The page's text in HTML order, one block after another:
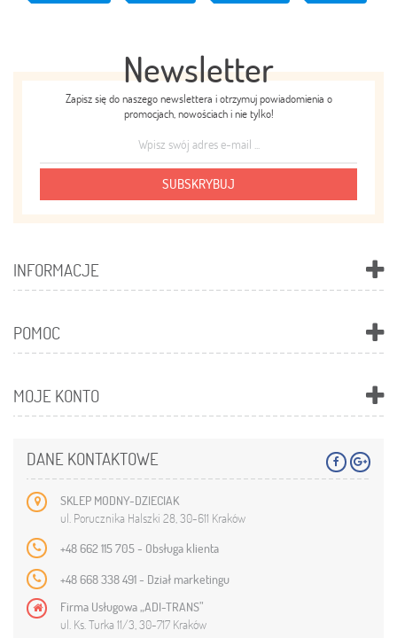
Newsletter
Zapisz się do naszego newslettera i otrzymuj powiadomienia o
promocjach, nowościach i nie tylko!
SUBSKRYBUJ
INFORMACJE
POMOC
MOJE KONTO
DANE KONTAKTOWE
SKLEP MODNY-DZIECIAK
ul. Porucznika Halszki 28, 30-611 Kraków
+48 662 115 705 - Obsługa klienta
+48 668 338 491 - Dział marketingu
Firma Usługowa „ADI-TRANS”
ul. Ks. Turka 11/3, 30-717 Kraków